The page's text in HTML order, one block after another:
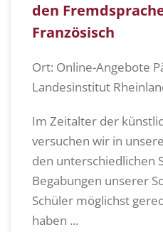
den
Französisch
Ort: Online-Angebote
Landesinstitut
Im Zeitalter der
versuchen wir in
den unterschiedlichen
Begabungen unserer
Schüler möglichst
haben ...